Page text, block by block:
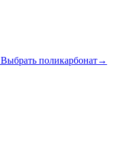
Выбрать поликарбонат→